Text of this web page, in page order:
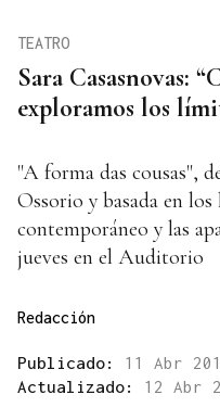
Sara Casasnovas:
exploramos los
TEATRO
"A forma das cousas",
Ossorio y basada en
contemporáneo y las
jueves en el Auditorio
Redacción
Publicado: 11 Abr
Actualizado: 12 Abr